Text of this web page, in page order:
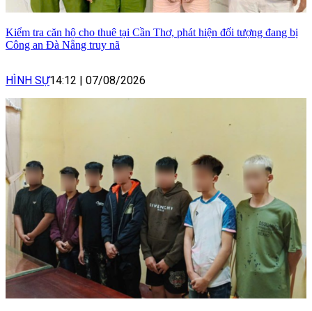
Kiểm tra căn hộ cho thuê tại Cần Thơ, phát hiện đối tượng đang bị
Công an Đà Nẵng truy nã
HÌNH SỰ14:12 | 07/08/2026